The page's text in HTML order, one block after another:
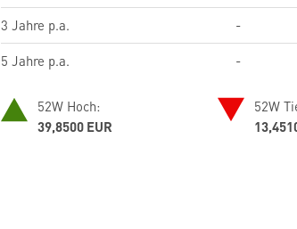
3 Jahre p.a.
-
5 Jahre p.a.
-
52W Hoch:
39,8500 EUR
52W